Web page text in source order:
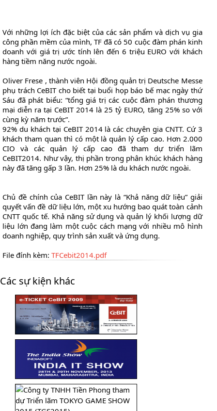
Với những lợi ích đặc biệt của các sản phẩm và dịch vụ gia
công phần mềm của mình, TF đã có 50 cuộc đàm phán kinh
doanh với giá trị ước tính lên đến 6 triệu EURO với khách
hàng tiềm năng nước ngoài.
Oliver Frese , thành viên Hội đồng quản trị Deutsche Messe
phụ trách CeBIT cho biết tại buổi họp báo bế mạc ngày thứ
Sáu đã phát biểu: “tổng giá trị các cuộc đàm phán thương
mại diễn ra tại CeBIT 2014 là 25 tỷ EURO, tăng 25% so với
cùng kỳ năm trước”.
92% du khách tại CeBIT 2014 là các chuyên gia CNTT. Cứ 3
khách tham quan thì có một là quản lý cấp cao. Hơn 2.000
CIO và các quản lý cấp cao đã tham dự triển lãm
CeBIT2014. Như vậy, thị phần trong phân khúc khách hàng
này đã tăng gấp 3 lần. Hơn 25% là du khách nước ngoài.
Chủ đề chính của CeBIT lần này là “Khả năng dữ liệu” giải
quyết vấn đề dữ liệu lớn, một xu hướng bao quát toàn cảnh
CNTT quốc tế. Khả năng sử dụng và quản lý khối lượng dữ
liệu lớn đang làm một cuộc cách mạng với nhiều mô hình
doanh nghiệp, quy trình sản xuất và ứng dụng.
File đính kèm:TFCebit2014.pdf
Các sự kiện khác